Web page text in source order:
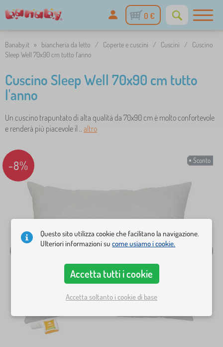
0 €
Banaby.it » biancheria da letto / Coperte e cuscini / Cuscini /
Cuscino
Sleep Well 70x90 cm tutto l'anno
Cuscino Sleep Well 70x90 cm tutto
l'anno
Un cuscino trapuntato di alta qualità da 70x90 cm è molto confortevole
e renderà più piacevole il .. altro
Sconto
-8%
Questo sito utilizza cookie che facilitano la navigazione.
Ulteriori informazioni sucome usiamo i cookie.
Accetta tutti i cookie
Accetta soltanto i cookie di base